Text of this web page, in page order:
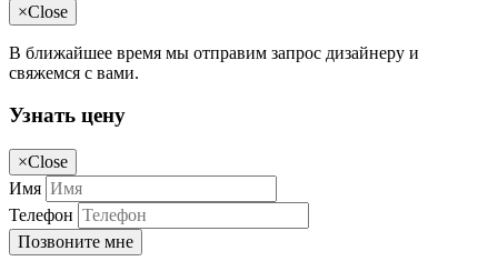
×Close
В ближайшее время мы отправим запрос дизайнеру и
свяжемся с вами.
Узнать цену
×Close
Имя
Телефон
Позвоните мне